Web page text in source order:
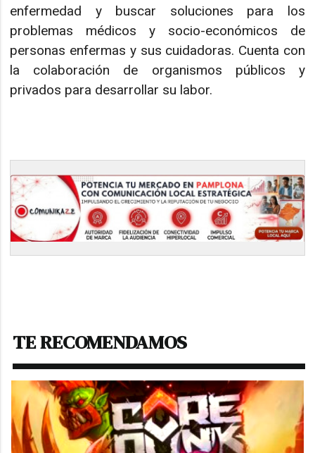
enfermedad y buscar soluciones para los
problemas médicos y socio-económicos de
personas enfermas y sus cuidadoras. Cuenta con
la colaboración de organismos públicos y
privados para desarrollar su labor.
TE RECOMENDAMOS